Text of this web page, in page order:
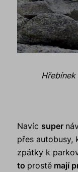
Hřebínek
Navíc super
přes autobusy,
zpátky k
to prostě mají